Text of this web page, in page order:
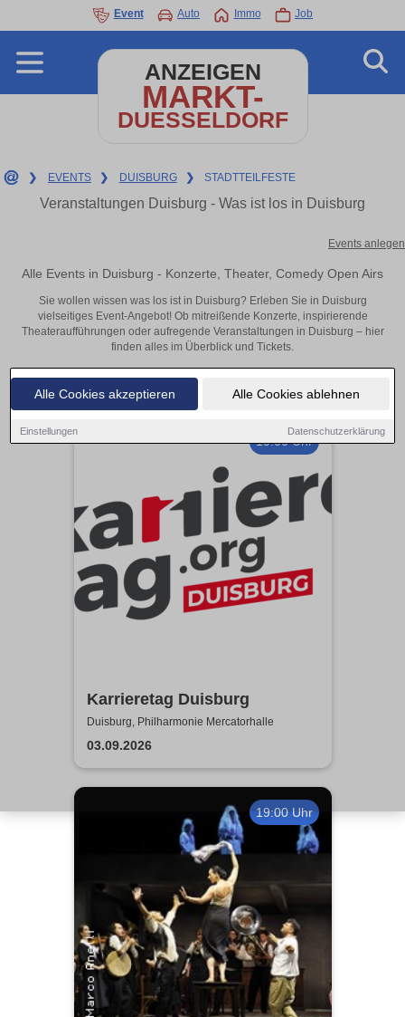
Alle Cookies akzeptieren Alle Cookies ablehnen
Einstellungen Datenschutzerklärung
Event Auto Immo Job
ANZEIGEN
MARKT-
DUESSELDORF
❯ EVENTS ❯ DUISBURG ❯ STADTTEILFESTE
Veranstaltungen Duisburg - Was ist los in Duisburg
Events anlegen
Alle Events in Duisburg - Konzerte, Theater, Comedy Open Airs
Sie wollen wissen was los ist in Duisburg? Erleben Sie in Duisburg
vielseitiges Event-Angebot! Ob mitreißende Konzerte, inspirierende
Theateraufführungen oder aufregende Veranstaltungen in Duisburg – hier
finden alles im Überblick und Tickets.
10:00 Uhr
Karrieretag Duisburg
Duisburg, Philharmonie Mercatorhalle
03.09.2026
19:00 Uhr